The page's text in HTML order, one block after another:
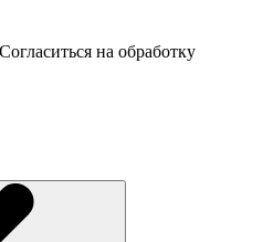
Согласиться на обработку